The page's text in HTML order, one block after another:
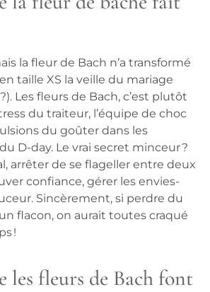
la fleur de Bach n’a transformé
taille XS la veille du mariage
Les fleurs de Bach, c’est plutôt
du traiteur, l’équipe de choc
du goûter dans les
D-day. Le vrai secret minceur ?
arrêter de se flageller entre deux
confiance, gérer les envies-
Sincèrement, si perdre du
flacon, on aurait toutes craqué
!
les fleurs de Bach font